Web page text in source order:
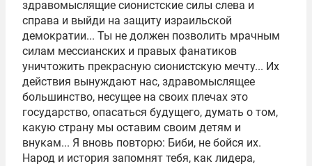
здравомыслящие сионистские силы слева и
справа и выйди на защиту израильской
демократии... Ты не должен позволить мрачным
силам мессианских и правых фанатиков
уничтожить прекрасную сионистскую мечту... Их
действия вынуждают нас, здравомыслящее
большинство, несущее на своих плечах это
государство, опасаться будущего, думать о том,
какую страну мы оставим своим детям и
внукам... Я вновь повторю: Биби, не бойся их.
Народ и история запомнят тебя, как лидера,